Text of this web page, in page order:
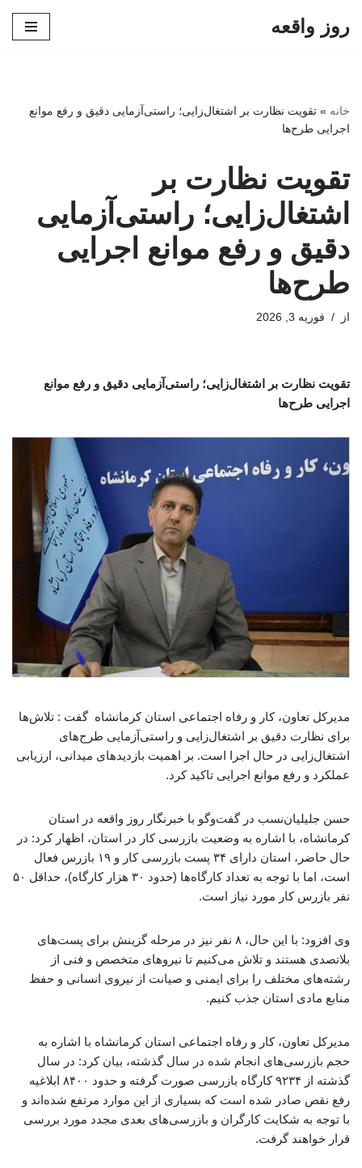
روز واقعه
خانه » تقویت نظارت بر اشتغال‌زایی؛ راستی‌آزمایی دقیق و رفع موانع
اجرایی طرح‌ها
تقویت نظارت بر
اشتغال‌زایی؛ راستی‌آزمایی
دقیق و رفع موانع اجرایی
طرح‌ها
از فوریه 3, 2026
تقویت نظارت بر اشتغال‌زایی؛ راستی‌آزمایی دقیق و رفع موانع
اجرایی طرح‌ها
مدیرکل تعاون، کار و رفاه اجتماعی استان کرمانشاه گفت : تلاش‌ها
برای نظارت دقیق بر اشتغال‌زایی و راستی‌آزمایی طرح‌های
اشتغال‌زایی در حال اجرا است. بر اهمیت بازدیدهای میدانی، ارزیابی
عملکرد و رفع موانع اجرایی تاکید کرد.
حسن جلیلیان‌نسب در گفت‌وگو با خبرنگار روز واقعه در استان
کرمانشاه، با اشاره به وضعیت بازرسی کار در استان، اظهار کرد: در
حال حاضر، استان دارای ۳۴ پست بازرسی کار و ۱۹ بازرس فعال
است، اما با توجه به تعداد کارگاه‌ها (حدود ۳۰ هزار کارگاه)، حداقل ۵۰
نفر بازرس کار مورد نیاز است.
وی افزود: با این حال، ۸ نفر نیز در مرحله گزینش برای پست‌های
بلاتصدی هستند و تلاش می‌کنیم تا نیروهای متخصص و فنی از
رشته‌های مختلف را برای ایمنی و صیانت از نیروی انسانی و حفظ
منابع مادی استان جذب کنیم.
مدیرکل تعاون، کار و رفاه اجتماعی استان کرمانشاه با اشاره به
حجم بازرسی‌های انجام شده در سال گذشته، بیان کرد: در سال
گذشته از ۹۲۳۴ کارگاه بازرسی صورت گرفته و حدود ۸۴۰۰ ابلاغیه
رفع نقص صادر شده است که بسیاری از این موارد مرتفع شده‌اند و
با توجه به شکایت کارگران و بازرسی‌های بعدی مجدد مورد بررسی
قرار خواهند گرفت.